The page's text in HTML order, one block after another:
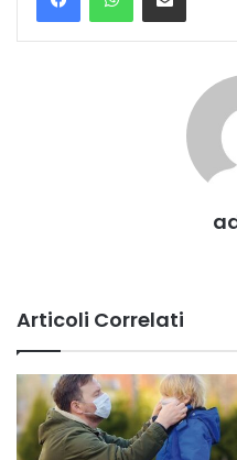
Articoli Correlati